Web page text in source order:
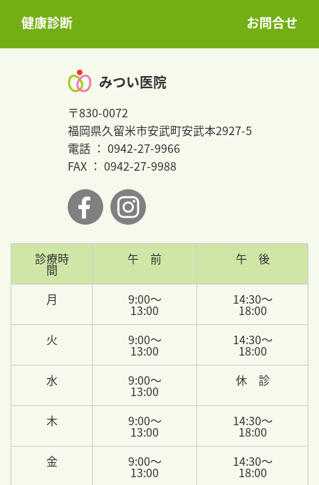
健康診断 お問合せ
みつい医院
〒830-0072
福岡県久留米市安武町安武本2927-5
電話 ： 0942-27-9966
FAX ： 0942-27-9988
診療時
間
午 前 午 後
月 9:00～
13:00
14:30～
18:00
火
9:00～
13:00
14:30～
18:00
水
9:00～
13:00
休 診
木 9:00～
13:00
14:30～
18:00
金
9:00～
13:00
14:30～
18:00